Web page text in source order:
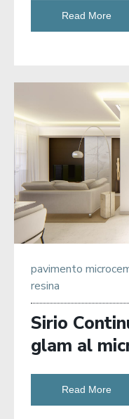
Read More
pavimento
resina
Sirio
glam al
Read More